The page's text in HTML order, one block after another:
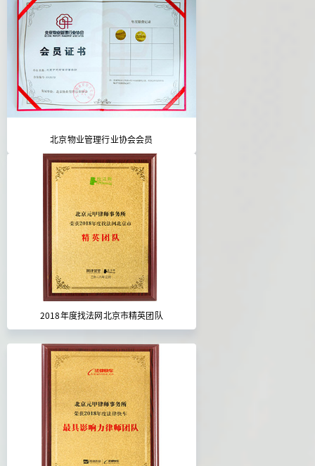
北京物业管理行业协会会员
2018年度找法网北京市精英团队